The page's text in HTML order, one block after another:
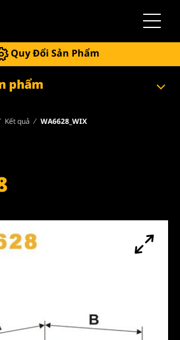
Quy Đổi Sản Phẩm
phẩm
Kết quả WA6628_WIX